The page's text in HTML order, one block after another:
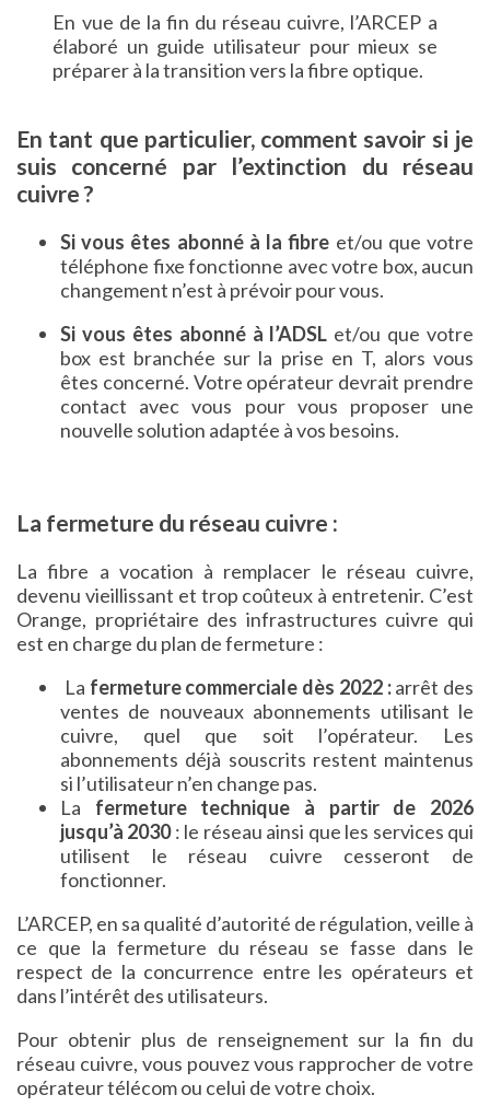
En vue de la fin du réseau cuivre, l’ARCEP a
élaboré un guide utilisateur pour mieux se
préparer à la transition vers la fibre optique.
En tant que particulier, comment savoir si je
suis concerné par l’extinction du réseau
cuivre ?
Si vous êtes abonné à la fibre et/ou que votre
téléphone fixe fonctionne avec votre box, aucun
changement n’est à prévoir pour vous.
Si vous êtes abonné à l’ADSL et/ou que votre
box est branchée sur la prise en T, alors vous
êtes concerné. Votre opérateur devrait prendre
contact avec vous pour vous proposer une
nouvelle solution adaptée à vos besoins.
La fermeture du réseau cuivre :
La fibre a vocation à remplacer le réseau cuivre,
devenu vieillissant et trop coûteux à entretenir. C’est
Orange, propriétaire des infrastructures cuivre qui
est en charge du plan de fermeture :
La fermeture commerciale dès 2022 :arrêt des
ventes de nouveaux abonnements utilisant le
cuivre, quel que soit l’opérateur. Les
abonnements déjà souscrits restent maintenus
si l’utilisateur n’en change pas.
La fermeture technique à partir de 2026
jusqu’à 2030: le réseau ainsi que les services qui
utilisent le réseau cuivre cesseront de
fonctionner.
L’ARCEP, en sa qualité d’autorité de régulation, veille à
ce que la fermeture du réseau se fasse dans le
respect de la concurrence entre les opérateurs et
dans l’intérêt des utilisateurs.
Pour obtenir plus de renseignement sur la fin du
réseau cuivre, vous pouvez vous rapprocher de votre
opérateur télécom ou celui de votre choix.